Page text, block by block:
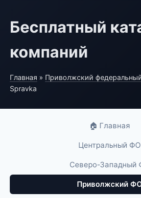
Бесплатный
компаний
Главная » Приволжский
Spravka
🏠 Главная
Центральный ФО
Северо-Западный
Приволжский